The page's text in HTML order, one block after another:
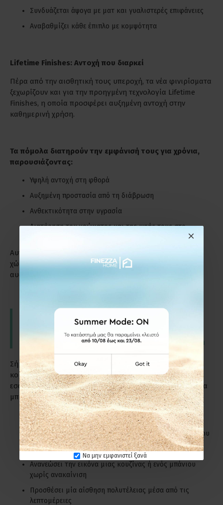
Να μην εμφανιστεί ξανά
Συνδυάζεται άψογα με ματ και γυαλιστερές επιφάνειες
Αναβαθμίζει κάθε έπιπλο με κομψότητα
Lifetime Finishes: Αντοχή που διαρκεί
Πέρα από την αισθητική τους υπεροχή, τα νέα φινιρίσματα
ξεχωρίζουν και για την προηγμένη τεχνολογία Lifetime
Finishes, η οποία προσφέρει αυξημένη αντοχή στην
καθημερινή χρήση.
Τα πόμολα διατηρούν την εμφάνισή τους για χρόνια,
παρουσιάζοντας:
Υψηλή αντοχή στη φθορά
Αυξημένη προστασία από τη διάβρωση
Ανθεκτικότητα στην υγρασία
Διατήρηση του χρώματος και της υφής τους στο
Αυτό τα καθιστά ιδανική επιλογή τόσο για οικιακούς
χώρους όσο και για επαγγελματικά περιβάλλοντα με
αυξημένες απαιτήσεις.
Πώς τα πόμολα επηρεάζουν το interior design
Σήμερα, το hardware design αποτελεί αναπόσπαστο
κομμάτι της αρχιτεκτονικής και της διακόσμησης
εσωτερικών χώρων. Ένα προσεκτικά επιλεγμένο φινίρισμα
μπορεί να:
Ενοποιήσει αισθητικά διαφορετικά στοιχεία ενός χώρου
Δημιουργήσει συνοχή στο συνολικό design concept
Ανανεώσει την εικόνα μιας κουζίνας ή ενός μπάνιου
χωρίς ανακαίνιση
Προσθέσει μία αίσθηση πολυτέλειας μέσα από τις
λεπτομέρειες